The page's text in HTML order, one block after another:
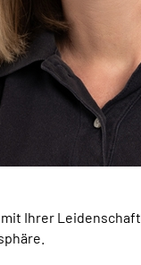
mit Ihrer